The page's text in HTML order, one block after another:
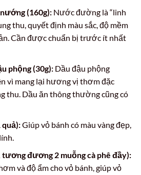
(160g):Nước đường là “linh
thu, quyết định màu sắc, độ mềm
Cần được chuẩn bị trước ít nhất
phộng (30g):Dầu đậu phộng
vì mang lại hương vị thơm đặc
thu. Dầu ăn thông thường cũng có
quả):Giúp vỏ bánh có màu vàng đẹp,
tương đương 2 muỗng cà phê đầy):
và độ ẩm cho vỏ bánh, giúp vỏ